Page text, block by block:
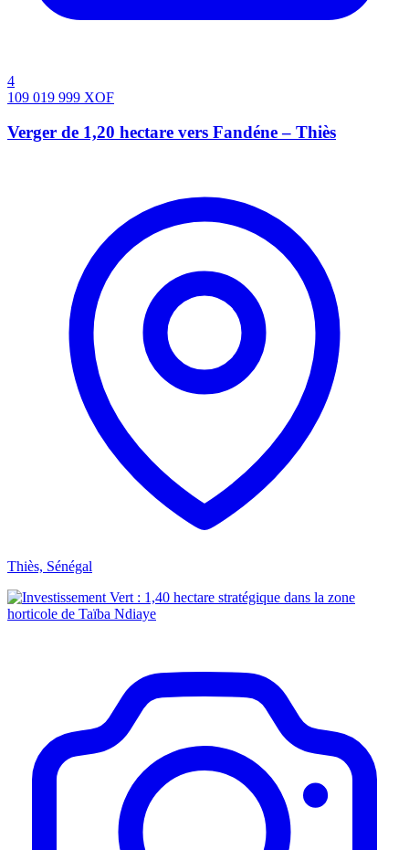
4
109 019 999 XOF
Verger de 1,20 hectare vers Fandéne – Thiès
Thiès, Sénégal